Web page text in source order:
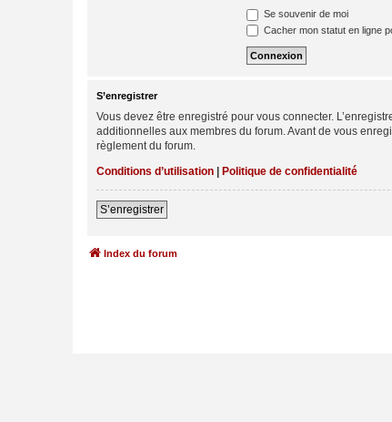
Se souvenir de moi
Cacher mon statut en ligne
S’enregistrer
Vous devez être enregistré pour vous connecter.
additionnelles aux membres du forum. Avant de vous
règlement du forum.
Conditions d’utilisation | Politique de confidentialité
S’enregistrer
Index du forum